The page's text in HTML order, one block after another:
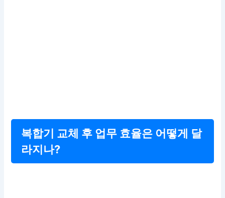
복합기 교체 후 업무 효율은 어떻게 달
라지나?